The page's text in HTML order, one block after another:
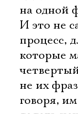
на одной
И это не
процесс,
которые
не их
говоря,